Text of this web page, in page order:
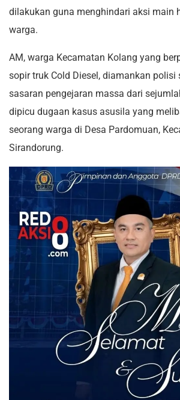
dilakukan guna menghindari aksi main
warga.
AM, warga Kecamatan Kolang yang
sopir truk Cold Diesel, diamankan polisi
sasaran pengejaran massa dari
dipicu dugaan kasus asusila yang
seorang warga di Desa Pardomuan,
Sirandorung.